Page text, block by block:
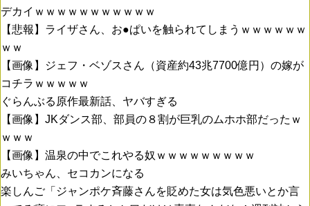
デカイｗｗｗｗｗｗｗｗｗｗｗ
【悲報】ライザさん、お●ぱいを触られてしまうｗｗｗｗｗｗ
ｗｗ
【画像】ジェフ・ベゾスさん（資産約43兆7700億円）の嫁が
コチラｗｗｗｗｗ
ぐらんぶる原作最新話、ヤバすぎる
【画像】JKダンス部、部員の８割が巨乳のムホホ部だったｗ
ｗｗｗ
【画像】温泉の中でこれやる奴ｗｗｗｗｗｗｗｗｗ
みいちゃん、セコカンになる
楽しんご「ジャンポケ斉藤さんを貶めた女は気色悪いとか言